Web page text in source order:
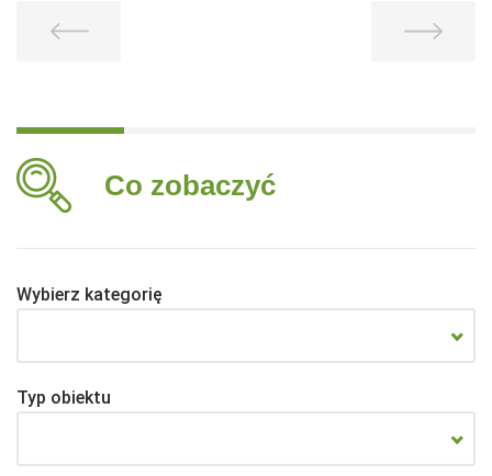
Co zobaczyć
Wybierz kategorię
Typ obiektu